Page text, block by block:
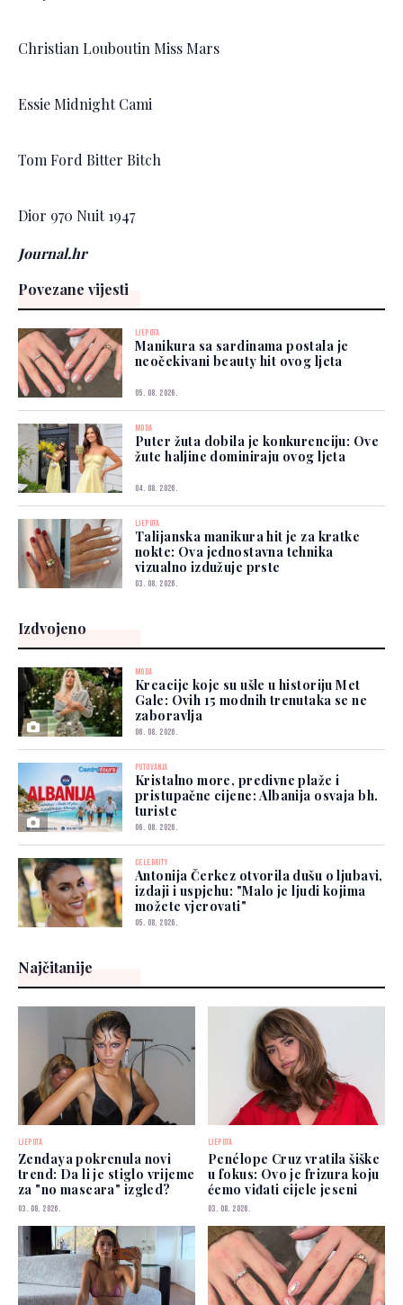
Christian Louboutin Miss Mars
Essie Midnight Cami
Tom Ford Bitter Bitch
Dior 970 Nuit 1947
Journal.hr
Povezane vijesti
LJEPOTA
Manikura sa sardinama postala je
neočekivani beauty hit ovog ljeta
05. 08. 2026.
MODA
Puter žuta dobila je konkurenciju: Ove
žute haljine dominiraju ovog ljeta
04. 08. 2026.
LJEPOTA
Talijanska manikura hit je za kratke
nokte: Ova jednostavna tehnika
vizualno izdužuje prste
03. 08. 2026.
Izdvojeno
MODA
Kreacije koje su ušle u historiju Met
Gale: Ovih 15 modnih trenutaka se ne
zaboravlja
06. 08. 2026.
PUTOVANJA
Kristalno more, predivne plaže i
pristupačne cijene: Albanija osvaja bh.
turiste
06. 08. 2026.
CELEBRITY
Antonija Čerkez otvorila dušu o ljubavi,
izdaji i uspjehu: "Malo je ljudi kojima
možete vjerovati"
05. 08. 2026.
Najčitanije
LJEPOTA
Zendaya pokrenula novi
trend: Da li je stiglo vrijeme
za "no mascara" izgled?
03. 08. 2026.
LJEPOTA
Penélope Cruz vratila šiške
u fokus: Ovo je frizura koju
ćemo viđati cijele jeseni
03. 08. 2026.